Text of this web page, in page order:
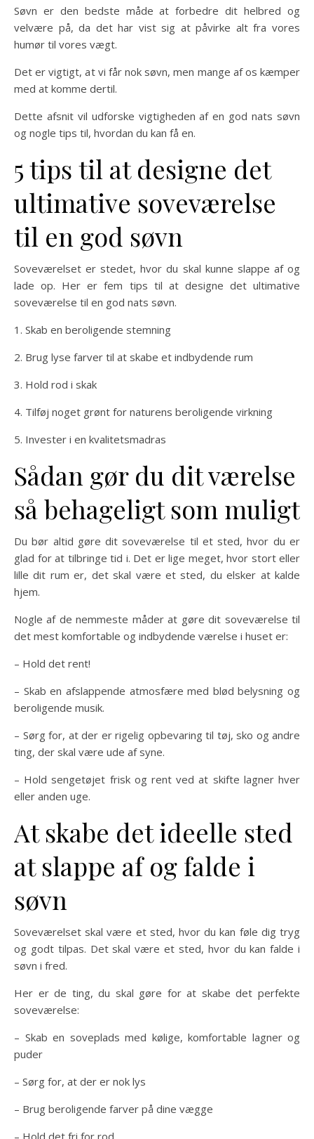
Søvn er den bedste måde at forbedre dit helbred og
velvære på, da det har vist sig at påvirke alt fra vores
humør til vores vægt.
Det er vigtigt, at vi får nok søvn, men mange af os kæmper
med at komme dertil.
Dette afsnit vil udforske vigtigheden af en god nats søvn
og nogle tips til, hvordan du kan få en.
5 tips til at designe det
ultimative soveværelse
til en god søvn
Soveværelset er stedet, hvor du skal kunne slappe af og
lade op. Her er fem tips til at designe det ultimative
soveværelse til en god nats søvn.
1. Skab en beroligende stemning
2. Brug lyse farver til at skabe et indbydende rum
3. Hold rod i skak
4. Tilføj noget grønt for naturens beroligende virkning
5. Invester i en kvalitetsmadras
Sådan gør du dit værelse
så behageligt som muligt
Du bør altid gøre dit soveværelse til et sted, hvor du er
glad for at tilbringe tid i. Det er lige meget, hvor stort eller
lille dit rum er, det skal være et sted, du elsker at kalde
hjem.
Nogle af de nemmeste måder at gøre dit soveværelse til
det mest komfortable og indbydende værelse i huset er:
– Hold det rent!
– Skab en afslappende atmosfære med blød belysning og
beroligende musik.
– Sørg for, at der er rigelig opbevaring til tøj, sko og andre
ting, der skal være ude af syne.
– Hold sengetøjet frisk og rent ved at skifte lagner hver
eller anden uge.
At skabe det ideelle sted
at slappe af og falde i
søvn
Soveværelset skal være et sted, hvor du kan føle dig tryg
og godt tilpas. Det skal være et sted, hvor du kan falde i
søvn i fred.
Her er de ting, du skal gøre for at skabe det perfekte
soveværelse:
– Skab en soveplads med kølige, komfortable lagner og
puder
– Sørg for, at der er nok lys
– Brug beroligende farver på dine vægge